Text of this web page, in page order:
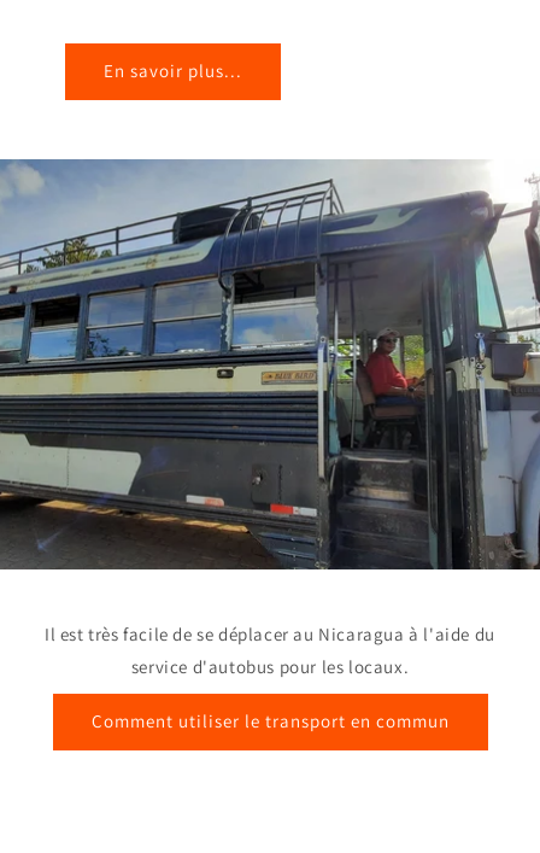
En savoir plus...
Il est très facile de se déplacer au Nicaragua à l'aide du
service d'autobus pour les locaux.
Comment utiliser le transport en commun